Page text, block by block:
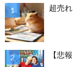
超売
【悲